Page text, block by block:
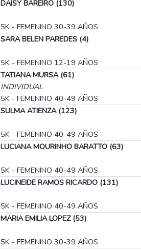
DAISY BAREIRO (130)
5K - FEMENINO 30-39 AÑOS
SARA BELEN PAREDES (4)
5K - FEMENINO 12-19 AÑOS
TATIANA MURSA (61)
INDIVIDUAL
5K - FEMENINO 40-49 AÑOS
SULMA ATIENZA (123)
5K - FEMENINO 40-49 AÑOS
LUCIANA MOURINHO BARATTO (63)
5K - FEMENINO 40-49 AÑOS
LUCINEIDE RAMOS RICARDO (131)
5K - FEMENINO 40-49 AÑOS
MARIA EMILIA LOPEZ (53)
5K - FEMENINO 30-39 AÑOS